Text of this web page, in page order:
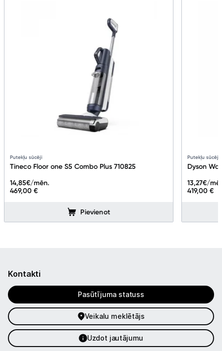
Putekļu sūcēji
Tineco Floor one S5 Combo Plus 710825
469,00 €
14,85€/mēn.
Pievienot
Putekļu sūcēji
Dyson
419,00 €
13,27€/
Kontakti
Pasūtījuma statuss
Veikalu meklētājs
Uzdot jautājumu